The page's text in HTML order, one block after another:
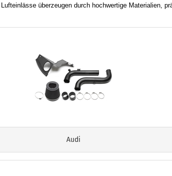
überzeugen durch hochwertige Materialien,
Audi